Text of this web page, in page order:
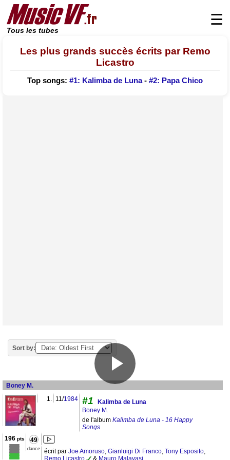
Tous les tubes
☰
Les plus grands succès écrits par Remo
Licastro
Top songs: #1: Kalimba de Luna- #2: Papa Chico
Sort by:
Boney M.
1. 11/1984 #1
Kalimba de Luna
Boney M.
de l'album Kalimba de Luna - 16 Happy
Songs
196pts 49
dance écrit par Joe Amoruso, Gianluigi Di Franco, Tony Esposito,
Remo Licastro
& Mauro Malavasi